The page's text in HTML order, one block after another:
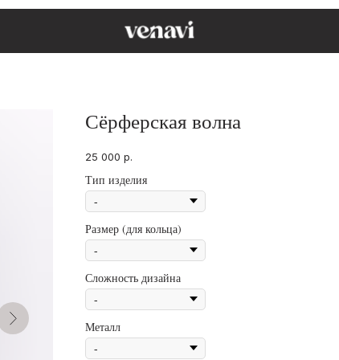
Сёрферская волна
25 000 р.
Тип изделия
Размер (для кольца)
Сложность дизайна
Металл